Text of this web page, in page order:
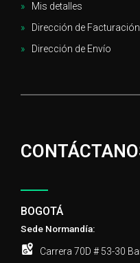
Mis detalles
Dirección de Facturación
Dirección de Envío
BOGOTÁ
Sede Normandía:
Carrera 70D # 53-30